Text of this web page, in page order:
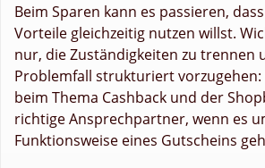
Beim Sparen kann es passieren,
Vorteile gleichzeitig nutzen willst.
nur, die Zuständigkeiten zu trennen
Problemfall strukturiert
beim Thema Cashback und der
richtige Ansprechpartner, wenn es
Funktionsweise eines Gutscheins